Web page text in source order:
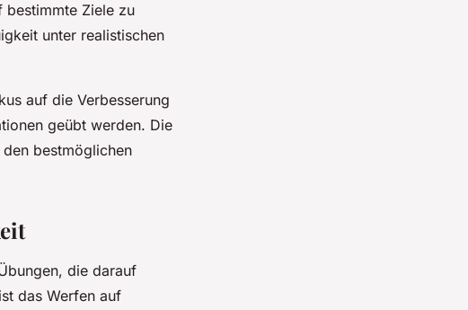
bestimmte Ziele zu
unter realistischen
auf die Verbesserung
geübt werden. Die
bestmöglichen
die darauf
das Werfen auf